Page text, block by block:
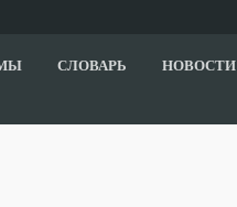
СЛОВАРЬ НОВОСТИ